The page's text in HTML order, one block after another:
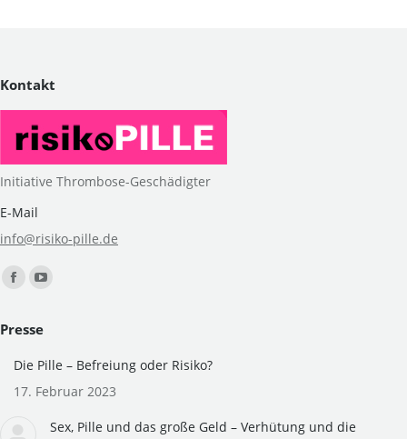
Kontakt
Initiative Thrombose-Geschädigter
E-Mail
info@risiko-pille.de
Finden Sie uns auf:
Facebook
opens
in
YouTube
opens
in
Presse
Die Pille – Befreiung oder Risiko?
17. Februar 2023
Sex, Pille und das große Geld – Verhütung und die